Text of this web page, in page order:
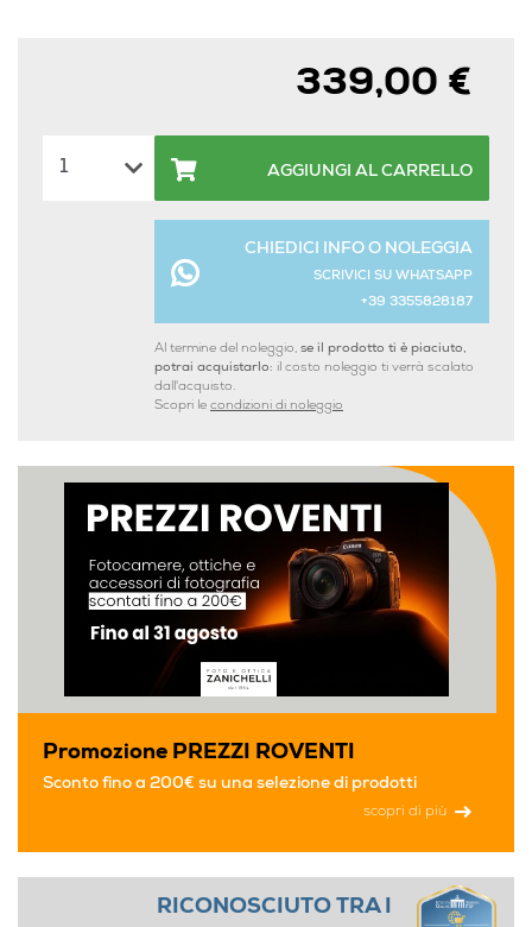
339,00 €
AGGIUNGI AL CARRELLO
CHIEDICI INFO O NOLEGGIA
SCRIVICI SU WHATSAPP
+39 3355828187
Al termine del noleggio, se il prodotto ti è piaciuto,
potrai acquistarlo: il costo noleggio ti verrà scalato
dall'acquisto.
Scopri le condizioni di noleggio
Promozione PREZZI ROVENTI
Sconto fino a 200€ su una selezione di prodotti
scopri di più
RICONOSCIUTO TRA I